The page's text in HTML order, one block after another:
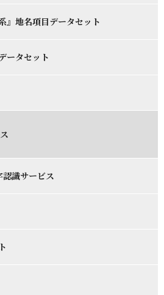
』地名項目データセット
ータセット
識サービス